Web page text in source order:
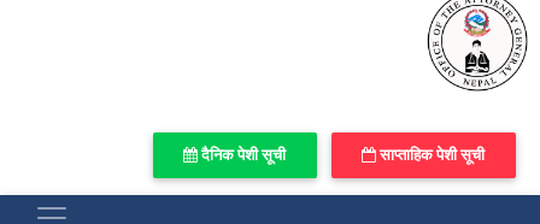
दैनिक पेशी सूची साप्ताहिक पेशी सूची